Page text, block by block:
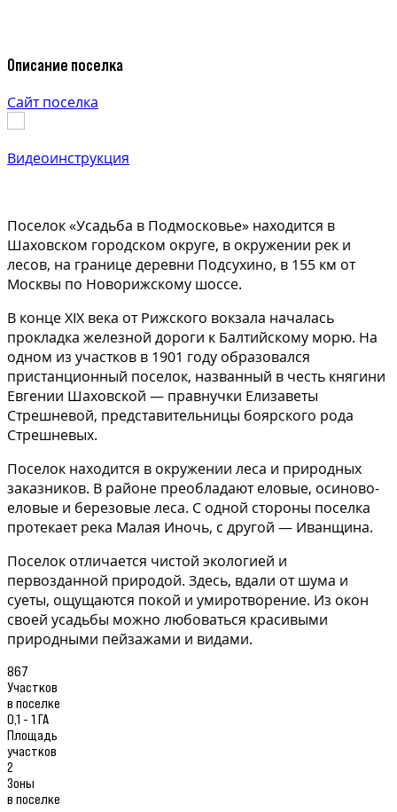
Описание поселка
Сайт поселка
Видеоинструкция
Поселок «Усадьба в Подмосковье» находится в
Шаховском городском округе, в окружении рек и
лесов, на границе деревни Подсухино, в 155 км от
Москвы по Новорижскому шоссе.
В конце XIX века от Рижского вокзала началась
прокладка железной дороги к Балтийскому морю. На
одном из участков в 1901 году образовался
пристанционный поселок, названный в честь княгини
Евгении Шаховской — правнучки Елизаветы
Стрешневой, представительницы боярского рода
Стрешневых.
Поселок находится в окружении леса и природных
заказников. В районе преобладают еловые, осиново-
еловые и березовые леса. С одной стороны поселка
протекает река Малая Иночь, с другой — Иванщина.
Поселок отличается чистой экологией и
первозданной природой. Здесь, вдали от шума и
суеты, ощущаются покой и умиротворение. Из окон
своей усадьбы можно любоваться красивыми
природными пейзажами и видами.
867
Участков
в поселке
0,1 - 1 ГА
Площадь
участков
2
Зоны
в поселке